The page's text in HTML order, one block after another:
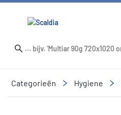
Categorieën Hygiene